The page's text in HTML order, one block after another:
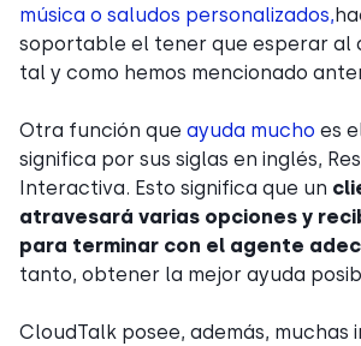
música o saludos personalizados,
soportable el tener que esperar al
tal y como hemos mencionado
Otra función que ayuda mucho es
significa por sus siglas en inglés,
Interactiva. Esto significa que un
atravesará varias opciones y
para terminar con el agente
tanto, obtener la mejor ayuda
CloudTalk posee, además, muchas